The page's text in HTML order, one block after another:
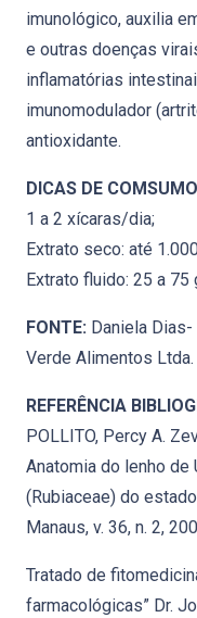
imunológico, auxilia
e outras doenças
inflamatórias
imunomodulador
antioxidante.
DICAS DE
1 a 2 xícaras/dia;
Extrato seco: até
Extrato fluido: 25 a
FONTE: Daniela
Verde Alimentos Ltda.
REFERÊNCIA
POLLITO, Percy A.
Anatomia do lenho de
(Rubiaceae) do
Manaus, v. 36, n. 2,
Tratado de
farmacológicas” Dr.